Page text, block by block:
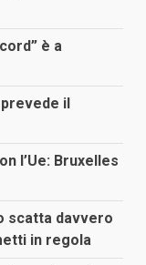
è a
il
l’Ue: Bruxelles
scatta davvero
in regola